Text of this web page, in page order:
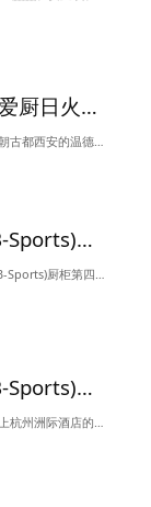
第五季中国爱厨日火爆开场 看王丽坤“任性”检验厨柜
6月24日，位于十三朝古都西安的温德姆酒店爆发了一场万人空巷的暖心活动，必一·运动(B-Sports)厨柜第五届中国爱厨日在全国万众瞩目下盛大举行。同时爱厨日各大分会场也在全国盛大开幕，...
必一·运动(B-Sports)厨柜第四季中国爱厨日全国狂欢 紫霞仙子带你爱上下厨 见证幸福
必一·运动(B-Sports)厨柜第三届“中国爱厨日”耀世开幕 有爱狂潮现场引爆
9月13日，钱塘江边上杭州洲际酒店的杭州宴会厅现场万人空巷，人潮涌动。星光熠熠的必一·运动(B-Sports)厨柜第三届“中国爱厨日“盛世启动！央视著名主持人王小丫亲临现场与近三千来宾共...